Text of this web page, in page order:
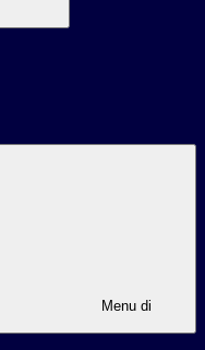
Menu di